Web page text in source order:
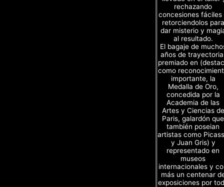
rechazando
concesiones fáciles
retorciendolos para
dar misterio y
al resultado.
El bagaje de
años de
premiado en
como
importante, la
Medalla de Oro,
concedida por la
Academia de las
Artes y Ciencias de
Paris, galardón que
también poseian
artistas como
y Juan Gris) y
representado en
museos
internacionales y
más un centenar
exposiciones por